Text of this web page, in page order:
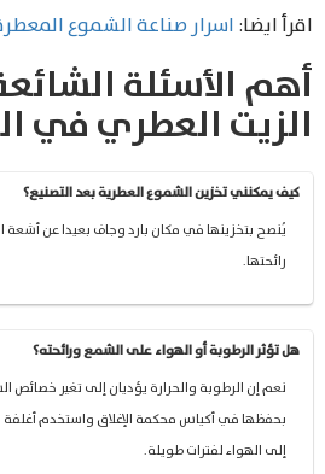
اقرأ ايضا: اسرار صناعة الشموع
أهم الأسئلة
الزيت العطري في
كيف يمكنني تخزين الشموع العطرية بعد التصنيع؟
يُنصح بتخزينها في مكان بارد وجاف بعيدا عن
رائحتها.
هل تؤثر الرطوبة أو الهواء على الشمع ورائحته؟
نعم إن الرطوبة والحرارة يؤديان إلى تغير
بحفظها في أكياس محكمة الإغلاق واستخدم أغلفة
إلى الهواء لفترات طويلة.